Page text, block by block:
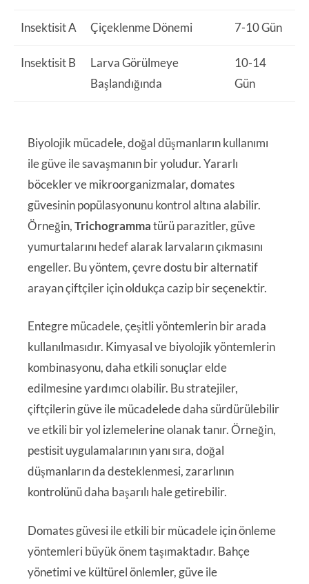
Insektisit A Çiçeklenme Dönemi 7-10 Gün
Insektisit B
Larva Görülmeye
Başlandığında
10-14
Gün
Biyolojik mücadele, doğal düşmanların kullanımı
ile güve ile savaşmanın bir yoludur. Yararlı
böcekler ve mikroorganizmalar, domates
güvesinin popülasyonunu kontrol altına alabilir.
Örneğin,Trichogrammatürü parazitler, güve
yumurtalarını hedef alarak larvaların çıkmasını
engeller. Bu yöntem, çevre dostu bir alternatif
arayan çiftçiler için oldukça cazip bir seçenektir.
Entegre mücadele, çeşitli yöntemlerin bir arada
kullanılmasıdır. Kimyasal ve biyolojik yöntemlerin
kombinasyonu, daha etkili sonuçlar elde
edilmesine yardımcı olabilir. Bu stratejiler,
çiftçilerin güve ile mücadelede daha sürdürülebilir
ve etkili bir yol izlemelerine olanak tanır. Örneğin,
pestisit uygulamalarının yanı sıra, doğal
düşmanların da desteklenmesi, zararlının
kontrolünü daha başarılı hale getirebilir.
Domates güvesi ile etkili bir mücadele için önleme
yöntemleri büyük önem taşımaktadır. Bahçe
yönetimi ve kültürel önlemler, güve ile